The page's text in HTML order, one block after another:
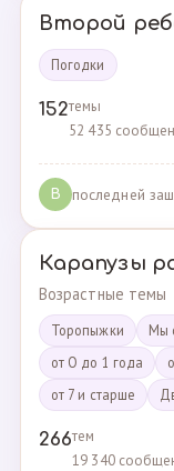
Второй
Погодки
152темы
52 435
B последней
Карапузы
Возрастные темы
Торопыжки
Мы
от О до 1 года
от 7 и старше
266тем
19 340